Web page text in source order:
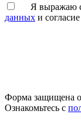
Я выражаю
данных и
Форма защищена
Ознакомьтесь с